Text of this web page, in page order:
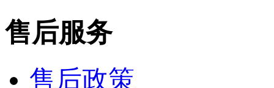
售后服务
售后政策